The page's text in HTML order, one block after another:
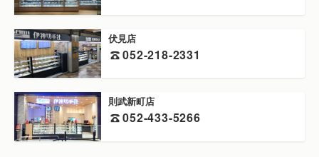
伏見店
052-218-2331
則武新町店
052-433-5266